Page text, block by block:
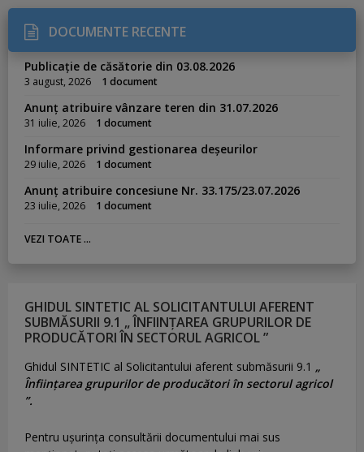
DOCUMENTE RECENTE
Publicație de căsătorie din 03.08.2026
3 august, 2026 1 document
Anunț atribuire vânzare teren din 31.07.2026
31 iulie, 2026 1 document
Informare privind gestionarea deșeurilor
29 iulie, 2026 1 document
Anunț atribuire concesiune Nr. 33.175/23.07.2026
23 iulie, 2026 1 document
VEZI TOATE ...
GHIDUL SINTETIC AL SOLICITANTULUI AFERENT
SUBMĂSURII 9.1 „ ÎNFIINȚAREA GRUPURILOR DE
PRODUCĂTORI ÎN SECTORUL AGRICOL ”
Ghidul SINTETIC al Solicitantului aferent submăsurii 9.1 „
Înființarea grupurilor de producători în sectorul agricol
”.
Pentru uşurinţa consultării documentului mai sus